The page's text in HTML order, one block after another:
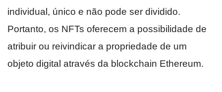
individual, único e não pode ser dividido.
Portanto, os NFTs oferecem a possibilidade de
atribuir ou reivindicar a propriedade de um
objeto digital através da blockchain Ethereum.